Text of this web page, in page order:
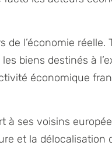
l’économie réelle.
biens destinés à
économique
à ses voisins
et la délocalisation